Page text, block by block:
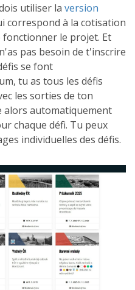
utiliser la version
correspond à la cotisation
le projet. Et
pas besoin de t'inscrire
se font
tu as tous les défis
les sorties de ton
alors automatiquement
chaque défi. Tu peux
individuelles des défis.